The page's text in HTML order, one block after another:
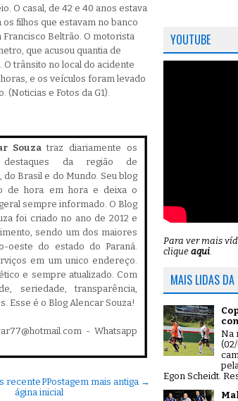
O casal, de 42 e 40 anos estava
filhos que estavam no banco
Beltrão. O motorista
que acusou quantia de
O trânsito no local do acidente
e os veículos foram levado
(Noticias e Fotos da G1).
Souzatraz diariamente os
destaques da região de
do Brasil e do Mundo. Seu blog
de hora em hora e deixa o
sempre informado. O Blog
foi criado no ano de 2012 e
sendo um dos maiores
oeste do estado do Paraná.
em um unico endereço.
e sempre atualizado. Com
seriedade, transparência,
Esse é o Blog Alencar Souza!
- Whatsapp
recente Postagem mais antiga →
P
ágina inicial
YOUTUBE
Para ver mais
clique aqui.
MAIS LIDAS DA
Na
Egon Scheidt.